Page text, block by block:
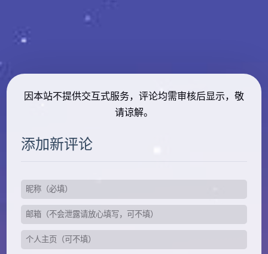
因本站不提供交互式服务，评论均需审核后显示，敬
请谅解。
添加新评论